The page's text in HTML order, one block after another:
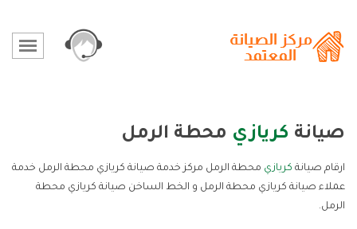
صيانة كريازي محطة الرمل
ارقام صيانة كريازي محطة الرمل مركز خدمة صيانة كريازي محطة الرمل خدمة
عملاء صيانة كريازي محطة الرمل و الخط الساخن صيانة كريازي محطة
الرمل.